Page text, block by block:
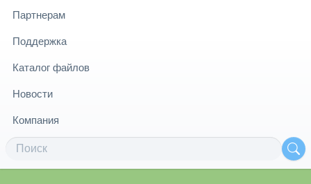
Партнерам
Поддержка
Каталог файлов
Новости
Компания